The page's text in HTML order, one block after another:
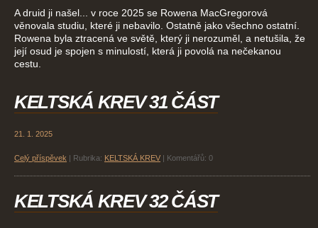
A druid ji našel... v roce 2025 se Rowena MacGregorová
věnovala studiu, které ji nebavilo. Ostatně jako všechno ostatní.
Rowena byla ztracená ve světě, který ji nerozuměl, a netušila, že
její osud je spojen s minulostí, která ji povolá na nečekanou
cestu.
KELTSKÁ KREV 31 ČÁST
21. 1. 2025
Celý příspěvek Rubrika: KELTSKÁ KREV Komentářů: 0
KELTSKÁ KREV 32 ČÁST